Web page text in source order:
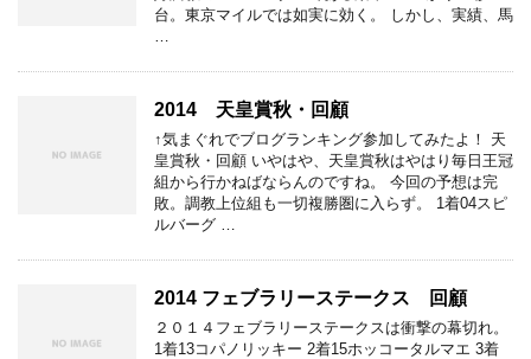
台。東京マイルでは如実に効く。 しかし、実績、馬
2014 天皇賞秋・回顧
↑気まぐれでブログランキング参加してみたよ！ 天
皇賞秋・回顧 いやはや、天皇賞秋はやはり毎日王冠
組から行かねばならんのですね。 今回の予想は完
敗。調教上位組も一切複勝圏に入らず。 1着04スピ
ルバーグ …
2014 フェブラリーステークス 回顧
２０１４フェブラリーステークスは衝撃の幕切れ。
1着13コパノリッキー 2着15ホッコータルマエ 3着